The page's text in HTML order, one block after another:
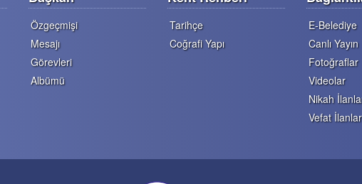
Özgeçmişi
Mesajı
Görevleri
Albümü
Tarihçe
Coğrafi Yapı
E-Belediye
Canlı Yayın
Fotoğraflar
Videolar
Nikah
Vefat